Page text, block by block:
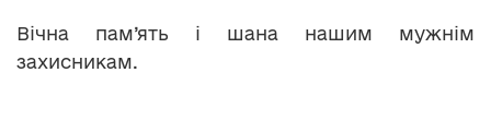
Вічна пам’ять і шана нашим мужнім
захисникам.